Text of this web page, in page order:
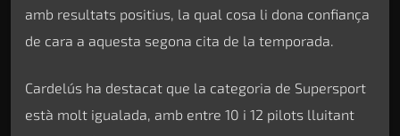
amb resultats positius, la qual cosa li dona confiança
de cara a aquesta segona cita de la temporada.
Cardelús ha destacat que la categoria de Supersport
està molt igualada, amb entre 10 i 12 pilots lluitant